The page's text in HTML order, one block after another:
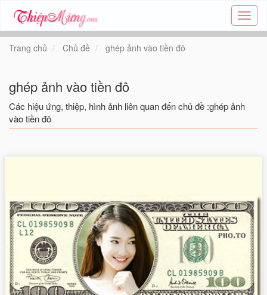
Tạo
thiệp
online
-
Trang chủ Chủ đề ghép ảnh vào tiền đô
ghép ảnh vào tiền đô
Các hiệu ứng, thiệp, hình ảnh liên quan đến chủ đề :ghép ảnh
vào tiền đô